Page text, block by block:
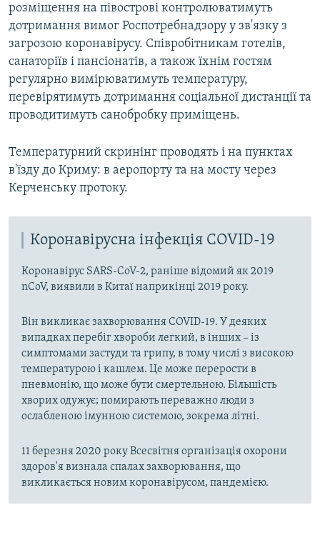
розміщення на півострові контролюватимуть
дотримання вимог Роспотребнадзору у зв'язку з
загрозою коронавірусу. Співробітникам готелів,
санаторіїв і пансіонатів, а також їхнім гостям
регулярно вимірюватимуть температуру,
перевірятимуть дотримання соціальної дистанції та
проводитимуть санобробку приміщень.
Температурний скринінг проводять і на пунктах
в'їзду до Криму: в аеропорту та на мосту через
Керченську протоку.
Коронавірусна інфекція COVID-19
Коронавірус SARS-CoV-2, раніше відомий як 2019
nCoV, виявили в Китаї наприкінці 2019 року.
Він викликає захворювання COVID-19. У деяких
випадках перебіг хвороби легкий, в інших – із
симптомами застуди та грипу, в тому числі з високою
температурою і кашлем. Це може перерости в
пневмонію, що може бути смертельною. Більшість
хворих одужує; помирають переважно люди з
ослабленою імунною системою, зокрема літні.
11 березня 2020 року Всесвітня організація охорони
здоров'я визнала спалах захворювання, що
викликається новим коронавірусом, пандемією.